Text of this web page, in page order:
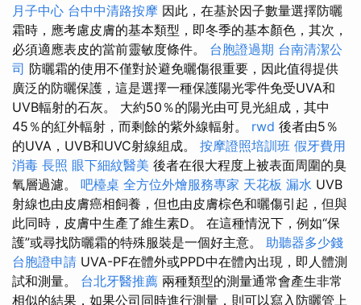
月子中心 台中中清路按摩 因此，在基於因子數量選擇防曬
霜時，應考慮皮膚的基本類型，即冬季的基本顏色，其次，
必須適應表皮的當前靈敏度條件。 台胞證過期 台南清潔公
司 防曬霜的使用不僅對於避免曬傷很重要，因此值得提供
廣泛的防曬保護，這是選擇一種保護陽光零件免受UVA和
UVB輻射的石灰。 大約50％的陽光由可見光組成，其中
45％的紅外輻射，而剩餘的紫外線輻射。 rwd 後者由5％
的UVA，UVB和UVC射線組成。 按摩證照培訓班 假牙費用
消毒 長照 眼下細紋醫美 後者在很大程度上被表面周圍的臭
氧層過濾。 吧檯桌 全方位外燴服務專家 天花板 漏水 UVB
射線也由皮膚癌相飼養，但也由皮膚棕色和曬傷引起，但與
此同時，皮膚中生產了維生素D。 在這種情況下，例如“保
護”或尋找防曬霜的特殊服裝是一個好主意。 助聽器多少錢
台胞證申請 UVA-PF在體外或PPD中在體內出現，即​​人體測
試和測量。 台北牙醫推薦 兩種類型的測量通常會產生非常
相似的結果，如果公司同時進行測量，則可以寫入防曬管上